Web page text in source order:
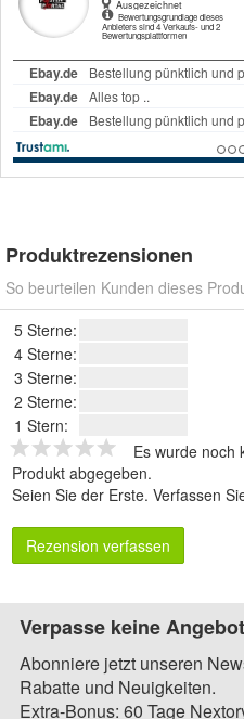
Produktrezensionen
So beurteilen Kunden dieses
5 Sterne:
4 Sterne:
3 Sterne:
2 Sterne:
1 Stern:
Es wurde noch
Produkt abgegeben.
Seien Sie der Erste. Verfassen
Rezension verfassen
Verpasse keine
Abonniere jetzt unseren
Rabatte und Neuigkeiten.
Extra-Bonus: 60 Tage